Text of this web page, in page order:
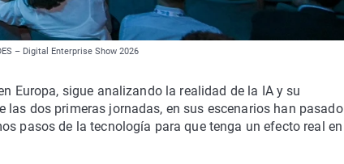
– Digital Enterprise Show 2026
Europa, sigue analizando la realidad de la IA y su
dos primeras jornadas, en sus escenarios han pasado
pasos de la tecnología para que tenga un efecto real en